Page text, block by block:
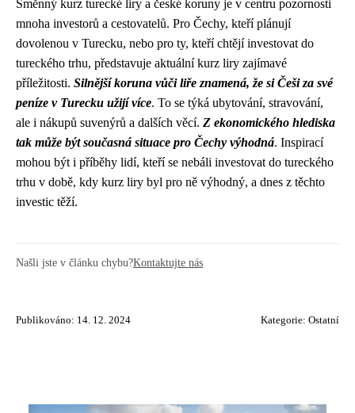
Směnný kurz turecké liry a české koruny je v centru pozornosti
mnoha investorů a cestovatelů. Pro Čechy, kteří plánují
dovolenou v Turecku, nebo pro ty, kteří chtějí investovat do
tureckého trhu, představuje aktuální kurz liry zajímavé
příležitosti. Silnější koruna vůči liře znamená, že si Češi za své
peníze v Turecku užijí více. To se týká ubytování, stravování,
ale i nákupů suvenýrů a dalších věcí. Z ekonomického hlediska
tak může být současná situace pro Čechy výhodná. Inspirací
mohou být i příběhy lidí, kteří se nebáli investovat do tureckého
trhu v době, kdy kurz liry byl pro ně výhodný, a dnes z těchto
investic těží.
Našli jste v článku chybu?Kontaktujte nás
Publikováno: 14. 12. 2024 Kategorie: Ostatní